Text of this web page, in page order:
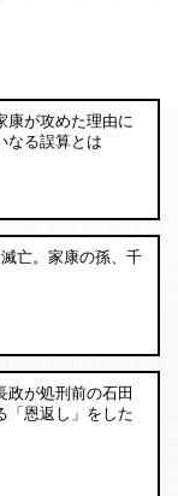
康が攻めた理由に
なる誤算とは
亡。家康の孫、千
政が処刑前の石田
「恩返し」をした